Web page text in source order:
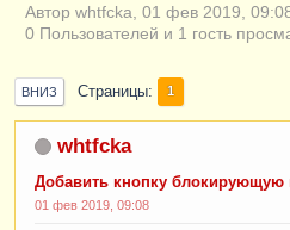
Автор whtfcka, 01 фев 2019,
0 Пользователей и 1 гость
ВНИЗ Страницы 1
whtfcka
Добавить кнопку
01 фев 2019, 09:08